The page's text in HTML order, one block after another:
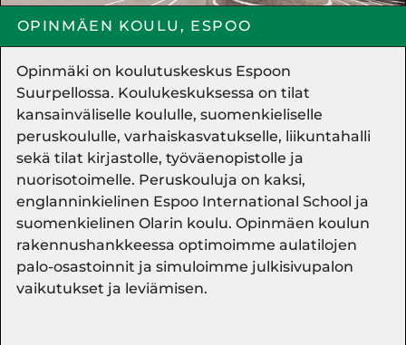
OPINMÄEN KOULU, ESPOO
Opinmäki on koulutuskeskus Espoon
Suurpellossa. Koulukeskuksessa on tilat
kansainväliselle koululle, suomenkieliselle
peruskoululle, varhaiskasvatukselle, liikuntahalli
sekä tilat kirjastolle, työväenopistolle ja
nuorisotoimelle. Peruskouluja on kaksi,
englanninkielinen Espoo International School ja
suomenkielinen Olarin koulu. Opinmäen koulun
rakennushankkeessa optimoimme aulatilojen
palo-osastoinnit ja simuloimme julkisivupalon
vaikutukset ja leviämisen.